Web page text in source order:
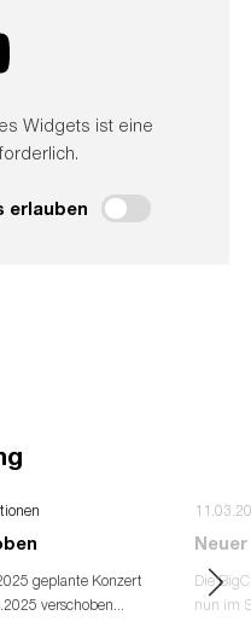
Widgets ist eine
erlauben
geplante Konzert
verschoben...
Die
nun im